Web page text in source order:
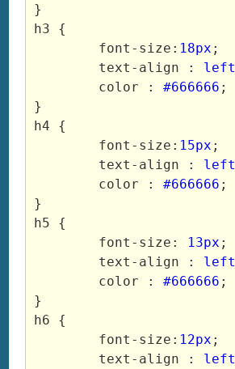
}
h3 {
	font-size:
18px ;
	text-align :
left
	color :
#666666 ;
}
h4 {
	font-size:
15px ;
	text-align :
left
	color :
#666666 ;
}
h5 {
	font-size:
13px ;
	text-align :
left
	color :
#666666 ;
}
h6 {
	font-size:
12px ;
	text-align :
left